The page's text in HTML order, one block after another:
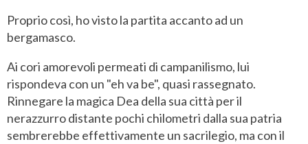
Proprio così, ho visto la partita accanto ad un
bergamasco.
Ai cori amorevoli permeati di campanilismo, lui
rispondeva con un "eh va be", quasi rassegnato.
Rinnegare la magica Dea della sua città per il
nerazzurro distante pochi chilometri dalla sua patria
sembrerebbe effettivamente un sacrilegio, ma con il